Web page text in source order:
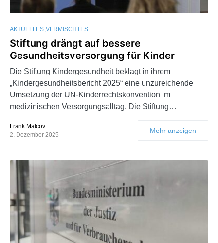
AKTUELLES VERMISCHTES
Stiftung drängt auf bessere
Gesundheitsversorgung für Kinder
Die Stiftung Kindergesundheit beklagt in ihrem
„Kindergesundheitsbericht 2025“ eine unzureichende
Umsetzung der UN-Kinderrechtskonvention im
medizinischen Versorgungsalltag. Die Stiftung…
Frank Malcov
2. Dezember 2025
Mehr anzeigen